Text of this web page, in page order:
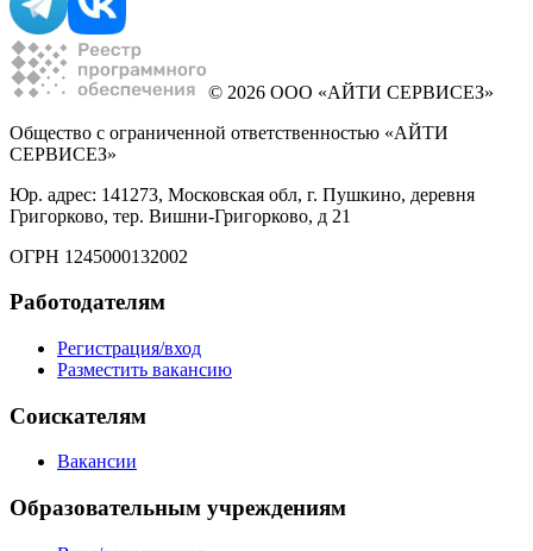
© 2026 ООО «АЙТИ СЕРВИСЕЗ»
Общество с ограниченной ответственностью «АЙТИ
СЕРВИСЕЗ»
Юр. адрес: 141273, Московская обл, г. Пушкино, деревня
Григорково, тер. Вишни-Григорково, д 21
ОГРН 1245000132002
Работодателям
Регистрация/вход
Разместить вакансию
Соискателям
Вакансии
Образовательным учреждениям